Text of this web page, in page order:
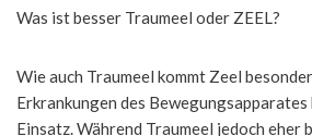
Was ist besser Traumeel oder ZEEL?
Wie auch Traumeel kommt Zeel
Erkrankungen des Bewegungsapparates
Einsatz. Während Traumeel jedoch eher